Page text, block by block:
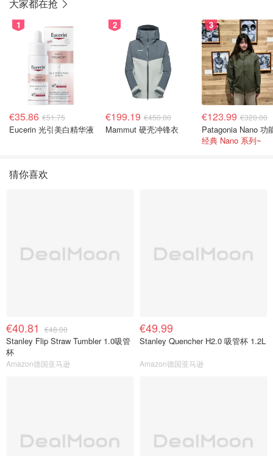
大家都在抢
1
€35.86 €51.75
Eucerin 光引美白精华液
2
€199.19 €450.00
Mammut 硬壳冲锋衣
3
€123.99 €320.00
经典 Nano 系列~
猜你喜欢
€40.81 €48.00
Stanley Flip Straw Tumbler 1.0吸管
杯
Amazon德国亚马逊
€49.99
Stanley Quencher H2.0 吸管杯 1.2L
Amazon德国亚马逊